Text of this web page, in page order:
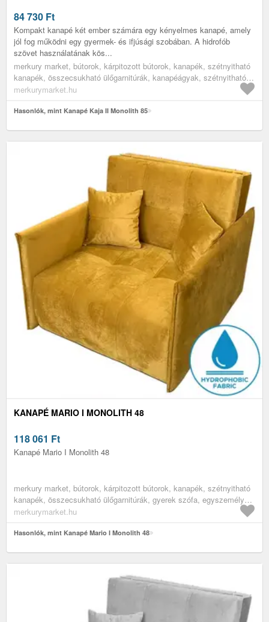
84 730 Ft
Kompakt kanapé két ember számára egy kényelmes kanapé, amely
jól fog működni egy gyermek- és ifjúsági szobában. A hidrofób
szövet használatának kös...
merkury market, bútorok, kárpitozott bútorok, kanapék, szétnyitható
kanapék, összecsukható ülőgarnitúrák, kanapéágyak, szétnyitható
kanapék alvásra, kinyitható kanapé, gyerek szófa, egyszemélyes
bútorok, ifjúsági heverők
merkurymarket.hu
Hasonlók, mint Kanapé Kaja II Monolith 85
KANAPÉ MARIO I MONOLITH 48
118 061 Ft
Kanapé Mario I Monolith 48
merkury market, bútorok, kárpitozott bútorok, kanapék, szétnyitható
kanapék, összecsukható ülőgarnitúrák, gyerek szófa, egyszemélyes
szétnyitható ülőgarnitúra, ifjúsági bútorok, ifjúsági heverők,
merkurymarket.hu
Hasonlók, mint Kanapé Mario I Monolith 48